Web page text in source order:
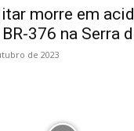
morre em
376 na Serra
de 2023